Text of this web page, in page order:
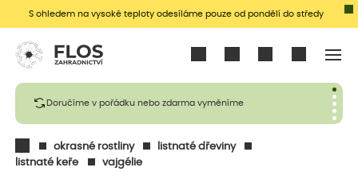
S ohledem na vysoké teploty odesíláme pouze od pondělí do středy
Doručíme v pořádku nebo zdarma vyměníme
okrasné rostliny
listnaté dřeviny
listnaté keře
vajgélie